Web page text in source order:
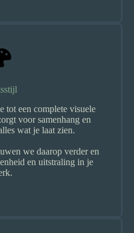
tot een complete visuele
voor samenhang en
wat je laat zien.
we daarop verder en
en uitstraling in je